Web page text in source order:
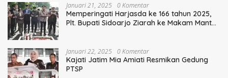
Januari 21, 2025 0 Komentar
Memperingati Harjasda ke 166 tahun 2025,
Plt. Bupati Sidoarjo Ziarah ke Makam Mantan
Januari 22, 2025 0 Komentar
Kajati Jatim Mia Amiati Resmikan Gedung
PTSP